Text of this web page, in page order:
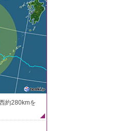
約280kmを